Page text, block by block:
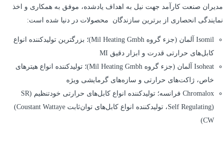
مدیران صنعت کارآمد جهت نیل به اهداف یادشده، موفق به همکاری و اخذ
نمایندگی انحصاری از برترین سازندگان محصولات در دنیا شده است:
Isomil آلمان (جزء گروه Mil Heating Gmbh)؛ بزرگترین تولیدکننده انواع
کابل‌های حرارتی قدرت و ابزار دقیق MI
Isoheat آلمان (جزء گروه Mil Heating Gmbh)؛ تولیدکننده انواع هیترهای
خاص، ژاکت‌های حرارتی و سازه‌های گرمایشی ویژه
Chromalox فرانسه؛ تولیدکننده انواع کابل‌های حرارتی خودتنظیم (SR
(Self Regulating، تولیدکننده انواع کابل‌های توان‌ثابت Coustant Wattaye)
CW)